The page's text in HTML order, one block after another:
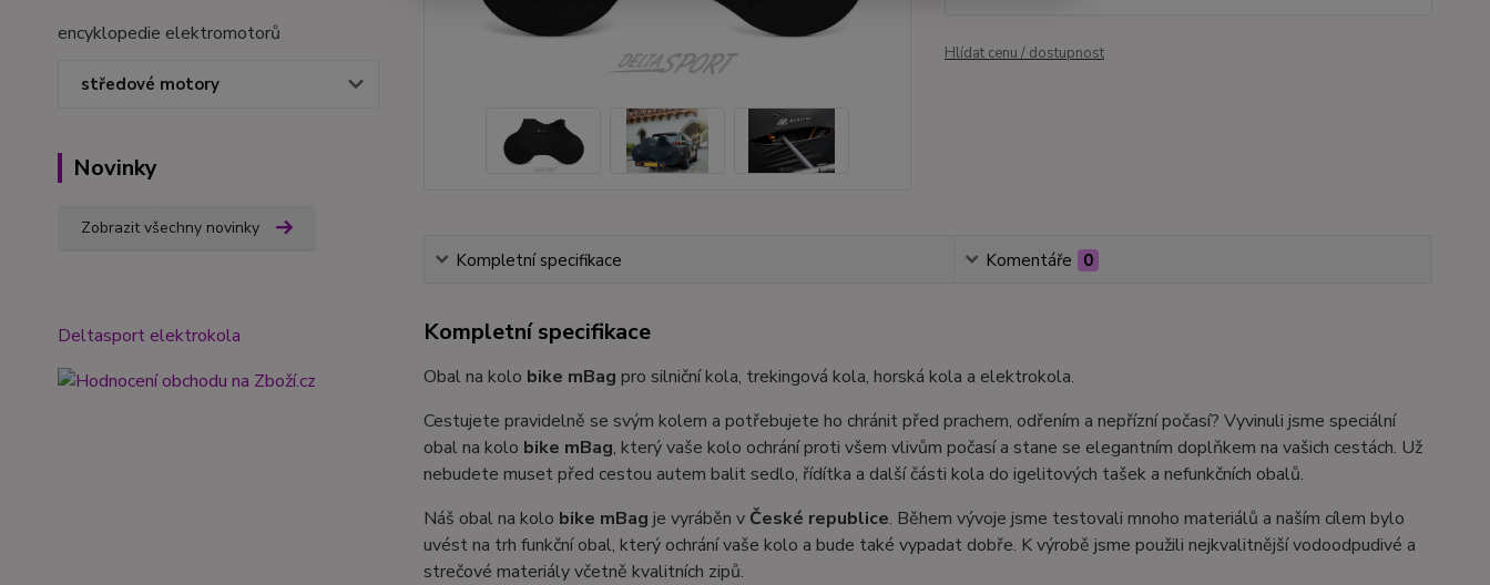
encyklopedie elektromotorů
středové motory
Novinky
Zobrazit všechny novinky
Deltasport elektrokola
Hlídat cenu / dostupnost
Kompletní specifikace Komentáře 0
Kompletní specifikace
Obal na kolo bike mBag pro silniční kola, trekingová kola, horská kola a elektrokola.
Cestujete pravidelně se svým kolem a potřebujete ho chránit před prachem, odřením a nepřízní počasí? Vyvinuli jsme speciální
obal na kolo bike mBag, který vaše kolo ochrání proti všem vlivům počasí a stane se elegantním doplňkem na vašich cestách. Už
nebudete muset před cestou autem balit sedlo, řídítka a další části kola do igelitových tašek a nefunkčních obalů.
Náš obal na kolo bike mBag je vyráběn v České republice. Během vývoje jsme testovali mnoho materiálů a naším cílem bylo
uvést na trh funkční obal, který ochrání vaše kolo a bude také vypadat dobře. K výrobě jsme použili nejkvalitnější vodoodpudivé a
strečové materiály včetně kvalitních zipů.